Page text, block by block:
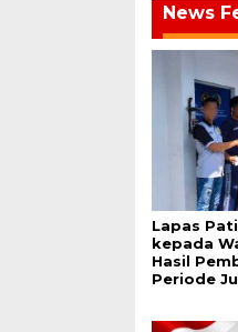
News
Lapas
kepada
Hasil
Periode